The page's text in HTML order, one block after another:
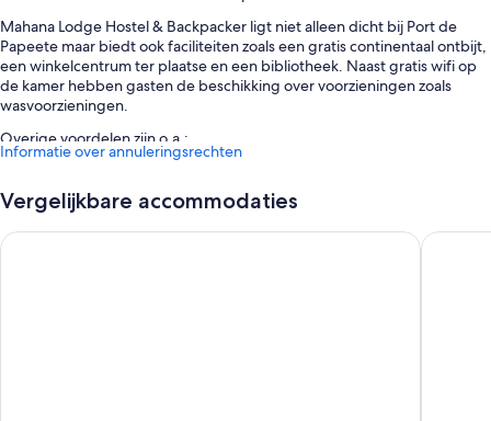
Mahana Lodge Hostel & Backpacker ligt niet alleen dicht bij Port de
Papeete maar biedt ook faciliteiten zoals een gratis continentaal ontbijt,
een winkelcentrum ter plaatse en een bibliotheek. Naast gratis wifi op
de kamer hebben gasten de beschikking over voorzieningen zoals
wasvoorzieningen.
Overige voordelen zijn o.a.:
in de gemeenschappelijke ruimte
Informatie over annuleringsrechten
Vergelijkbare accommodaties
Hotel Sarah Nui TEA